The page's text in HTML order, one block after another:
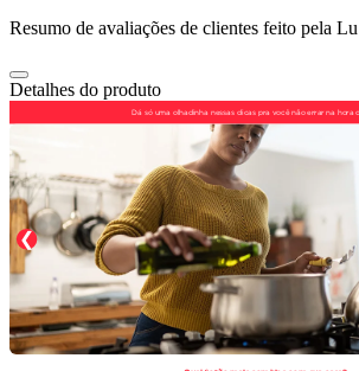
Resumo de avaliações de clientes feito pela Lu
Detalhes do produto